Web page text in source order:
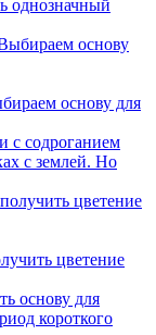
однозначный
основу для
с содроганием
с землей. Но
цветение
основу для
короткого